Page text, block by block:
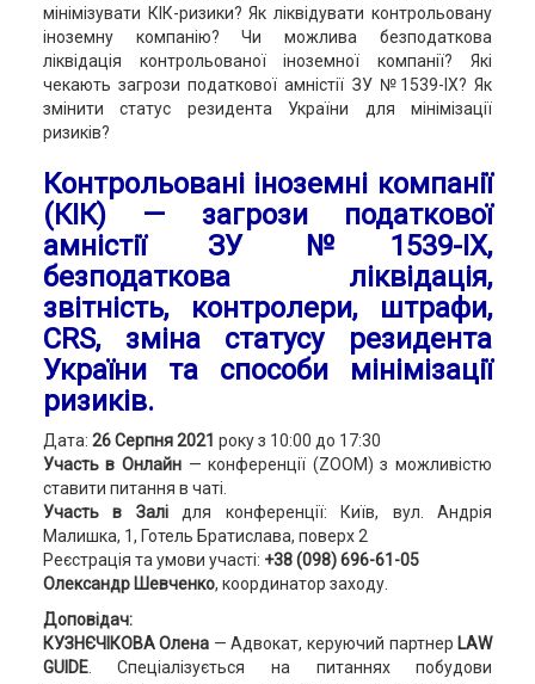
мінімізувати КІК-ризики? Як ліквідувати контрольовану
іноземну компанію? Чи можлива безподаткова
ліквідація контрольованої іноземної компанії? Які
чекають загрози податкової амністії ЗУ №1539-ІХ? Як
змінити статус резидента України для мінімізації
ризиків?
Контрольовані іноземні компанії
(КІК) — загрози податкової
амністії ЗУ №1539-ІХ,
безподаткова ліквідація,
звітність, контролери, штрафи,
CRS, зміна статусу резидента
України та способи мінімізації
ризиків.
Дата: 26 Серпня 2021 року з 10:00 до 17:30
Участь в Онлайн — конференції (ZOOM) з можливістю
ставити питання в чаті.
Участь в Залі для конференції: Київ, вул. Андрія
Малишка, 1, Готель Братислава, поверх 2
Реєстрація та умови участі: +38 (098) 696-61-05
Олександр Шевченко, координатор заходу.
Доповідач:
КУЗНЄЧІКОВА Олена — Адвокат, керуючий партнер LAW
GUIDE. Спеціалізується на питаннях побудови